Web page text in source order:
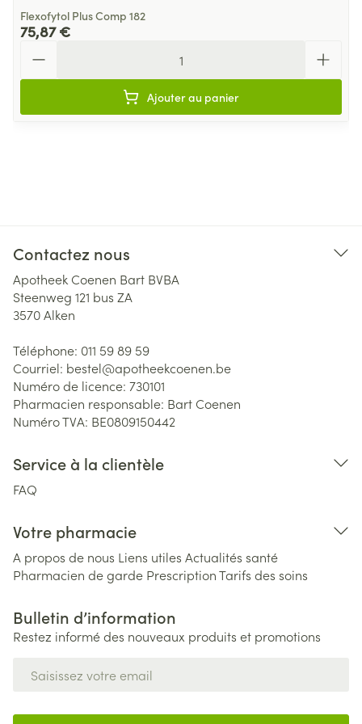
Flexofytol Plus Comp 182
75,87 €
Ajouter au panier
Contactez nous
Apotheek Coenen Bart BVBA
Steenweg 121 bus ZA
3570Alken
Téléphone: 011 59 89 59
Courriel: bestel@apotheekcoenen.be
Numéro de licence: 730101
Pharmacien responsable: Bart Coenen
Numéro TVA: BE0809150442
Service à la clientèle
FAQ
Votre pharmacie
A propos de nous Liens utiles Actualités santé
Pharmacien de garde PrescriptionTarifs des soins
Bulletin d’information
Restez informé des nouveaux produits et promotions